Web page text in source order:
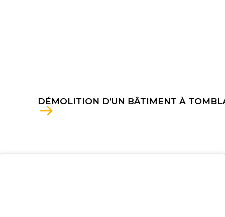
DÉMOLITION D’UN BÂTIMENT À